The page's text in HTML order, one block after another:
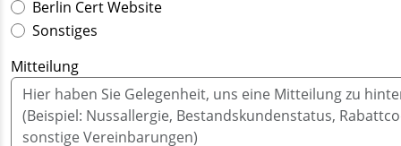
Berlin Cert Website
Sonstiges
Mitteilung